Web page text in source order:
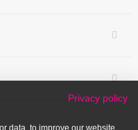
Privacy policy
data, to improve our website,